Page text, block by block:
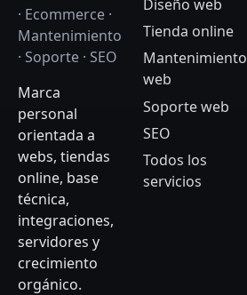
· Ecommerce ·
Mantenimiento
· Soporte · SEO
Marca
personal
orientada a
webs, tiendas
online, base
técnica,
integraciones,
servidores y
crecimiento
orgánico.
Diseño web
Tienda online
Mantenimiento
web
Soporte web
SEO
Todos los
servicios